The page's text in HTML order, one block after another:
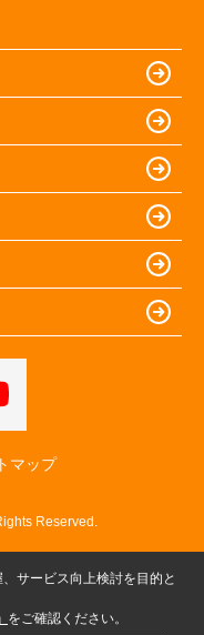
マップ
Reserved.
サービス向上検討を目的と
をご確認ください。